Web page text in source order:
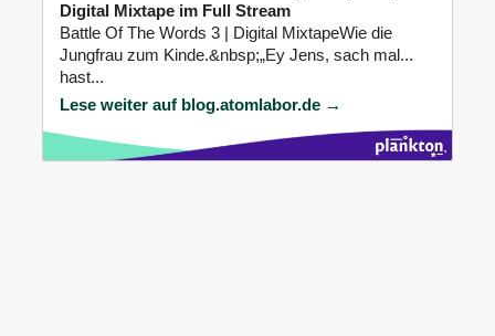
Digital Mixtape im Full Stream
Battle Of The Words 3 | Digital MixtapeWie die
Jungfrau zum Kinde.&nbsp;„Ey Jens, sach mal...
hast...
Lese weiter auf blog.atomlabor.de →